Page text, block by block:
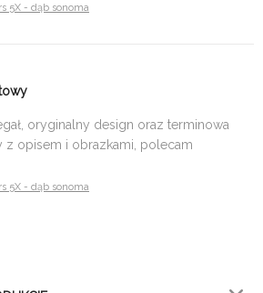
5X - dąb sonoma
oryginalny design oraz terminowa
z opisem i obrazkami, polecam
5X - dąb sonoma